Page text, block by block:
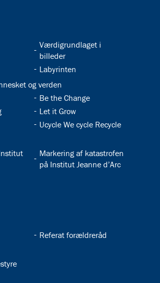
32.5:
Værdigrundlaget i
billeder
32.7:
Labyrinten
og verden
32.10:
Be the Change
32.12:
Let it Grow
32.14:
Ucycle We cycle Recycle
32.17:
Markering af katastrofen
på Institut Jeanne d’Arc
32.23:
Referat forældreråd